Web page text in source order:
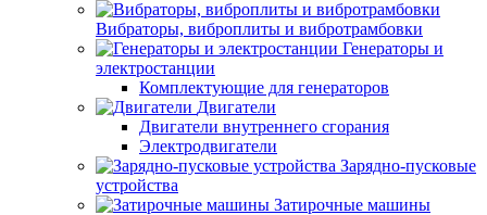
Вибраторы, виброплиты и вибротрамбовки
Генераторы и
электростанции
Комплектующие для генераторов
Двигатели
Двигатели внутреннего сгорания
Электродвигатели
Зарядно-пусковые
устройства
Затирочные машины